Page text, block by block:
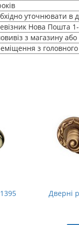
уточнювати в
Нова Пошта
з магазину
з
Дверні